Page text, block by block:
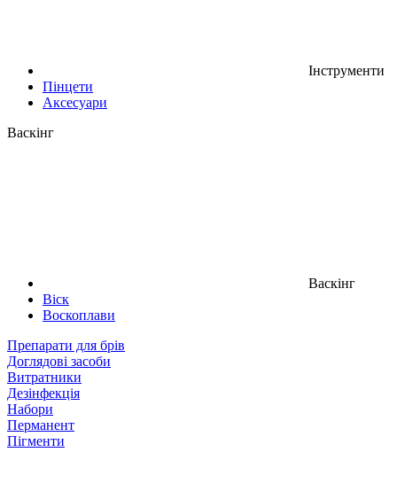
Інструменти
Пінцети
Аксесуари
Васкінг
Васкінг
Віск
Воскоплави
Препарати для брів
Доглядові засоби
Витратники
Дезінфекція
Набори
Перманент
Пігменти